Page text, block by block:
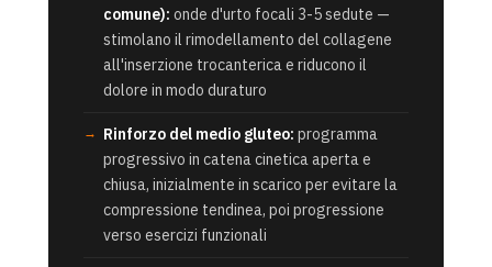
comune): onde d'urto focali 3-5 sedute —
stimolano il rimodellamento del collagene
all'inserzione trocanterica e riducono il
dolore in modo duraturo
Rinforzo del medio gluteo: programma
progressivo in catena cinetica aperta e
chiusa, inizialmente in scarico per evitare la
compressione tendinea, poi progressione
verso esercizi funzionali